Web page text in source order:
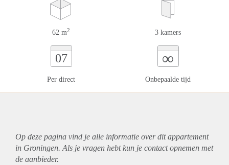
62 m2 3 kamers
07
Per direct
∞
Onbepaalde tijd
Op deze pagina vind je alle informatie over ditappartement
in Groningen. Als je vragen hebt kun je contact opnemen met
de aanbieder.